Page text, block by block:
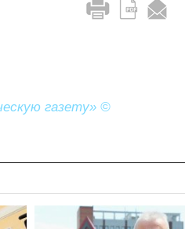
газету» ©